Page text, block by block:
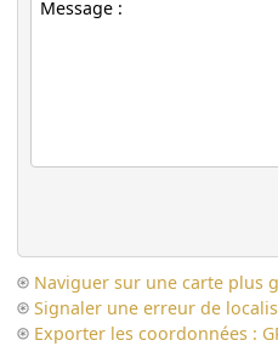
Naviguer sur une carte plus
Signaler une erreur de
Exporter les coordonnées :